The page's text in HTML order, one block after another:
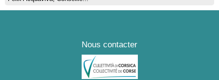
Nous contacter